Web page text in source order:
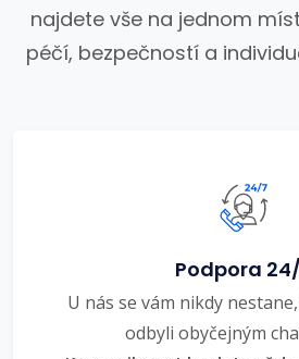
najdete vše na jednom
péčí, bezpečností a
Podpora
U nás se vám nikdy
odbyli obyčejným